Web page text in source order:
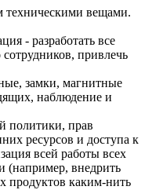
техническими вещами.
- разработать все
привлечь
замки, магнитные
наблюдение и
политики, прав
ресурсов и доступа к
всей работы всех
(например, внедрить
продуктов каким-нить